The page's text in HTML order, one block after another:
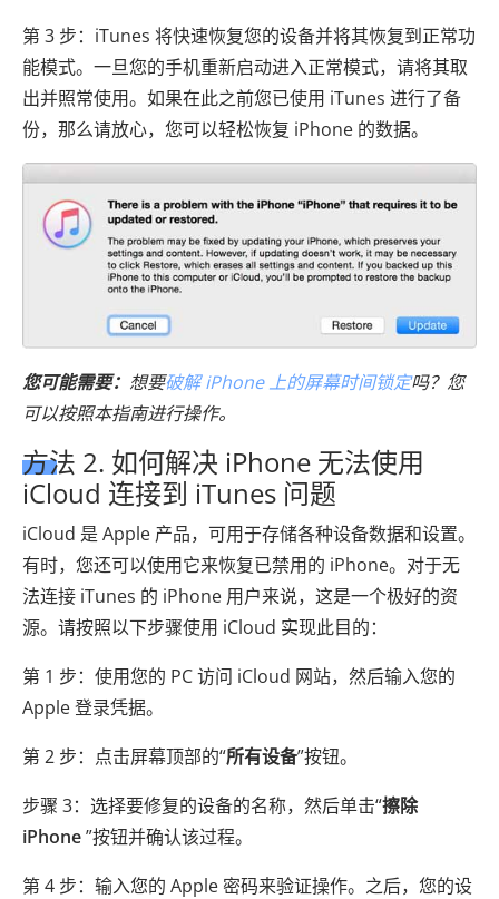
第 3 步：iTunes 将快速恢复您的设备并将其恢复到正常功
能模式。一旦您的手机重新启动进入正常模式，请将其取
出并照常使用。如果在此之前您已使用 iTunes 进行了备
份，那么请放心，您可以轻松恢复 iPhone 的数据。
您可能需要： 想要破解 iPhone 上的屏幕时间锁定吗？您
可以按照本指南进行操作。
方法 2. 如何解决 iPhone 无法使用
iCloud 连接到 iTunes 问题
iCloud 是 Apple 产品，可用于存储各种设备数据和设置。
有时，您还可以使用它来恢复已禁用的 iPhone。对于无
法连接 iTunes 的 iPhone 用户来说，这是一个极好的资
源。请按照以下步骤使用 iCloud 实现此目的：
第 1 步：使用您的 PC 访问 iCloud 网站，然后输入您的
Apple 登录凭据。
第 2 步：点击屏幕顶部的“所有设备”按钮。
步骤 3：选择要修复的设备的名称，然后单击“擦除
iPhone”按钮并确认该过程。
第 4 步：输入您的 Apple 密码来验证操作。之后，您的设